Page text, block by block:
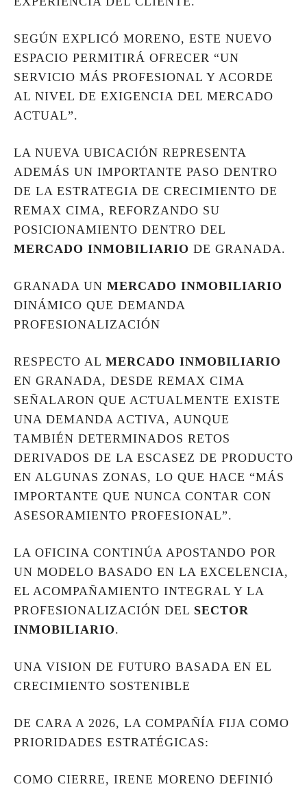
SEGÚN EXPLICÓ MORENO, ESTE NUEVO
ESPACIO PERMITIRÁ OFRECER “UN
SERVICIO MÁS PROFESIONAL Y ACORDE
AL NIVEL DE EXIGENCIA DEL MERCADO
ACTUAL”.
LA NUEVA UBICACIÓN REPRESENTA
ADEMÁS UN IMPORTANTE PASO DENTRO
DE LA ESTRATEGIA DE CRECIMIENTO DE
REMAX CIMA, REFORZANDO SU
POSICIONAMIENTO DENTRO DEL
MERCADO INMOBILIARIO DE GRANADA.
GRANADA UN MERCADO INMOBILIARIO
DINÁMICO QUE DEMANDA
PROFESIONALIZACIÓN
RESPECTO AL MERCADO INMOBILIARIO
EN GRANADA, DESDE REMAX CIMA
SEÑALARON QUE ACTUALMENTE EXISTE
UNA DEMANDA ACTIVA, AUNQUE
TAMBIÉN DETERMINADOS RETOS
DERIVADOS DE LA ESCASEZ DE PRODUCTO
EN ALGUNAS ZONAS, LO QUE HACE “MÁS
IMPORTANTE QUE NUNCA CONTAR CON
ASESORAMIENTO PROFESIONAL”.
LA OFICINA CONTINÚA APOSTANDO POR
UN MODELO BASADO EN LA EXCELENCIA,
EL ACOMPAÑAMIENTO INTEGRAL Y LA
PROFESIONALIZACIÓN DEL SECTOR
INMOBILIARIO.
UNA VISION DE FUTURO BASADA EN EL
CRECIMIENTO SOSTENIBLE
DE CARA A 2026, LA COMPAÑÍA FIJA COMO
PRIORIDADES ESTRATÉGICAS:
COMO CIERRE, IRENE MORENO DEFINIÓ